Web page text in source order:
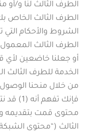
الطرف الثالث لنا و/
الطرف الثالث الخاص
الشروط والأحكام
الطرف الثالث
أو جعلنا خاضعين لأي
الخدمة للطرف
من خلال منحنا
فإنك
محتوى قمت بتقديمه
الثالث (“محتوى